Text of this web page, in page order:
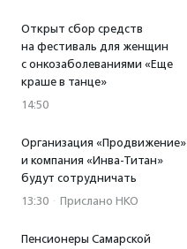
Открыт сбор средств
на фестиваль для женщин
с онкозаболеваниями «Еще
краше в танце»
14:50
Организация «Продвижение»
и компания «Инва-Титан»
будут сотрудничать
13:30 · Прислано НКО
Пенсионеры Самарской